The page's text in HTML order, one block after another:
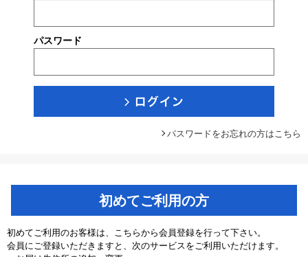
パスワード
パスワードをお忘れの方はこちら
初めてご利用の方
初めてご利用のお客様は、こちらから会員登録を行って下さい。
会員にご登録いただきますと、次のサービスをご利用いただけます。